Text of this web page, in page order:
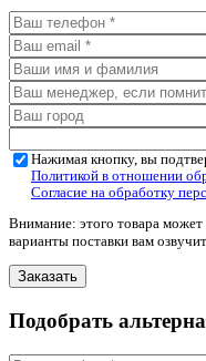
Нажимая кнопку, вы
Политикой в отношении
Согласие на обработку
Внимание: этого товара
варианты поставки вам
Подобрать